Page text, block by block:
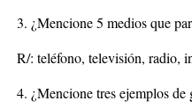
3. ¿Mencione 5 medios que
R/: teléfono, televisión, radio,
4. ¿Mencione tres ejemplos de